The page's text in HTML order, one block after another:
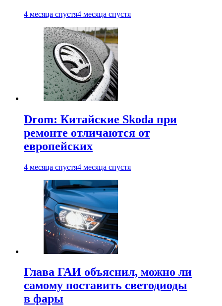
4 месяца спустя4 месяца спустя
Drom: Китайские Skoda при
ремонте отличаются от
европейских
4 месяца спустя4 месяца спустя
Глава ГАИ объяснил, можно ли
самому поставить светодиоды
в фары